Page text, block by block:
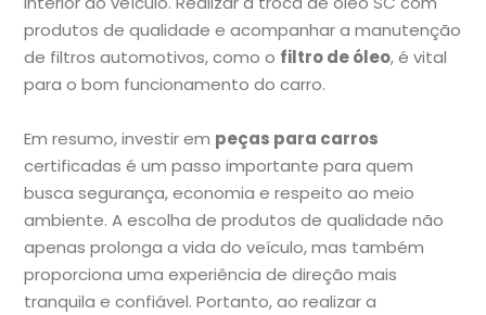
produtos de qualidade e acompanhar a manutenção
de filtros automotivos, como o filtro de óleo, é vital
para o bom funcionamento do carro.
Em resumo, investir em peças para carros
certificadas é um passo importante para quem
busca segurança, economia e respeito ao meio
ambiente. A escolha de produtos de qualidade não
apenas prolonga a vida do veículo, mas também
proporciona uma experiência de direção mais
tranquila e confiável. Portanto, ao realizar a